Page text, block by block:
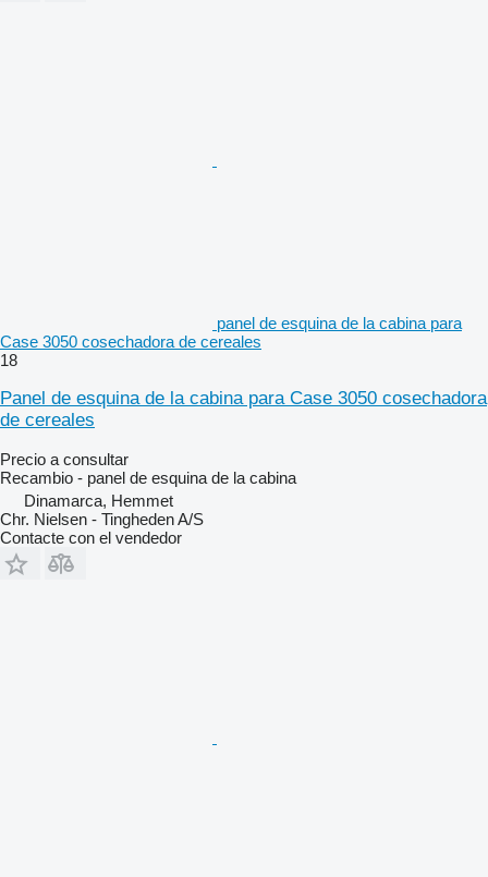
panel de esquina de la cabina para
Case 3050 cosechadora de cereales
18
Panel de esquina de la cabina para Case 3050 cosechadora
de cereales
Precio a consultar
Recambio - panel de esquina de la cabina
Dinamarca, Hemmet
Chr. Nielsen - Tingheden A/S
Contacte con el vendedor